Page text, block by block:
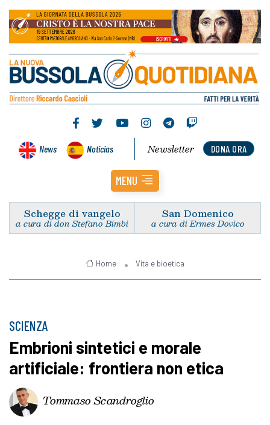
News Noticias DONA ORA
Newsletter
MENU
Schegge di vangelo
a cura di don Stefano Bimbi
San Domenico
a cura di Ermes Dovico
Home Vita e bioetica
SCIENZA
Embrioni sintetici e morale
artificiale: frontiera non etica
Tommaso Scandroglio